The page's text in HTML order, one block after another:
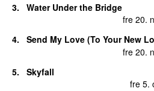
3.
Water Under the Bridge
fre 20.
4.
Send My Love (To Your New
fre 20.
5.
Skyfall
fre 5.